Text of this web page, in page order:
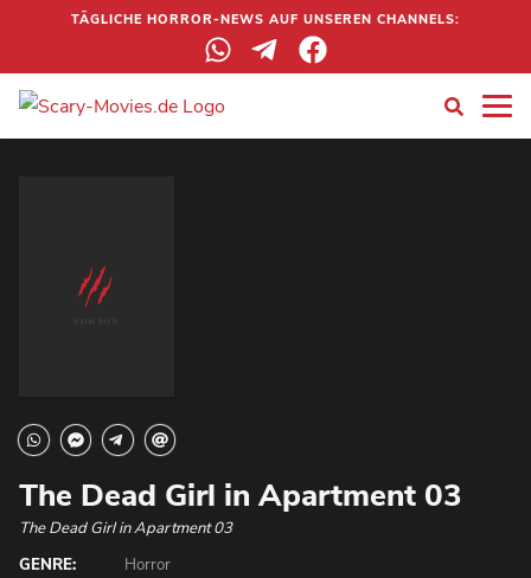
TÄGLICHE HORROR-NEWS AUF UNSEREN CHANNELS:
The Dead Girl in Apartment 03
The Dead Girl in Apartment 03
GENRE:
Horror